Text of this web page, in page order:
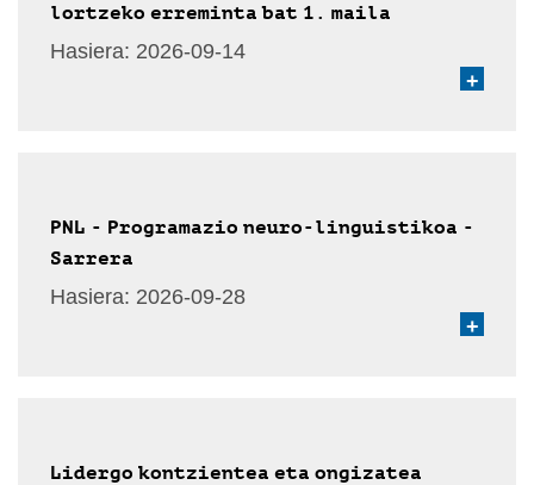
lortzeko erreminta bat 1. maila
Hasiera: 2026-09-14
+
PNL - Programazio neuro-linguistikoa -
Sarrera
Hasiera: 2026-09-28
+
Lidergo kontzientea eta ongizatea